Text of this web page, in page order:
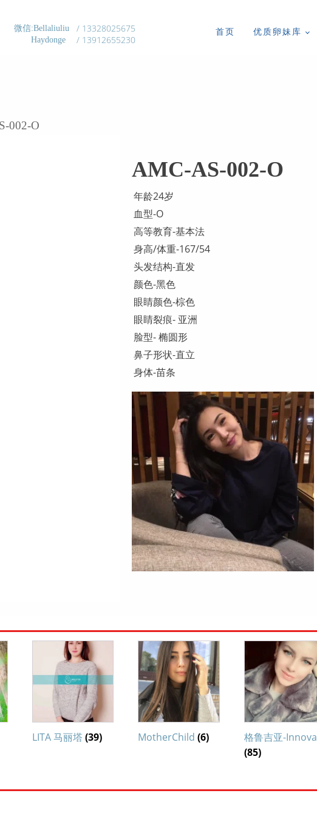
微信:Bellaliuliu
Haydonge
/ 13328025675
/ 13912655230
首页 优质卵妹库
002-O
AMC-AS-002-O
年龄24岁
血型-O
高等教育-基本法
身高/体重-167/54
头发结构-直发
颜色-黑色
眼睛颜色-棕色
眼睛裂痕- 亚洲
脸型- 椭圆形
鼻子形状-直立
身体-苗条
LITA 马丽塔 (39) MotherChild(6)
格鲁吉亚-Innova
(85)